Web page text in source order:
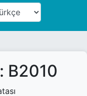
B2010